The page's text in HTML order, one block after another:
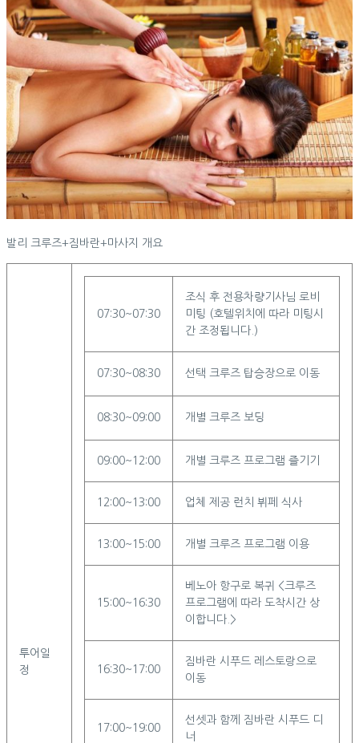
발리 크루즈+짐바란+마사지 개요
투어일
정
07:30~07:30
조식 후 전용차량기사님 로비
미팅 (호텔위치에 따라 미팅시
간 조정됩니다.)
07:30~08:30 선택 크루즈 탑승장으로 이동
08:30~09:00 개별 크루즈 보딩
09:00~12:00 개별 크루즈 프로그램 즐기기
12:00~13:00 업체 제공 런치 뷔페 식사
13:00~15:00 개별 크루즈 프로그램 이용
15:00~16:30
베노아 항구로 복귀 <크루즈
프로그램에 따라 도착시간 상
이합니다.>
16:30~17:00
짐바란 시푸드 레스토랑으로
이동
17:00~19:00
선셋과 함께 짐바란 시푸드 디
너